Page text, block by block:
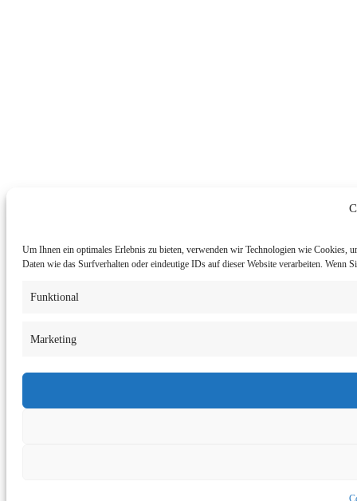
Um Ihnen ein optimales Erlebnis zu bieten, verwenden wir Technologien wie Cookies,
Daten wie das Surfverhalten oder eindeutige IDs auf dieser Website verarbeiten.
Funktional
Marketing